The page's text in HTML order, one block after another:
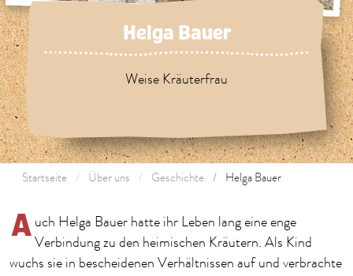
Helga Bauer
Weise Kräuterfrau
Startseite Über uns Geschichte Helga Bauer
A uch Helga Bauer hatte ihr Leben lang eine enge
Verbindung zu den heimischen Kräutern. Als Kind
wuchs sie in bescheidenen Verhältnissen auf und verbrachte